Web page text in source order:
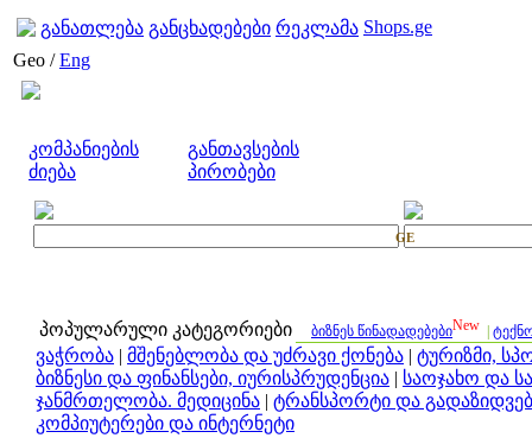
განათლება განცხადებები რეკლამა Shops.ge
Geo /Eng
კომპანიების
ძიება
განთავსების
პირობები
GE
პოპულარული კატეგორიები ბიზნეს წინადადებებიNew
ვაჭრობა | მშენებლობა და უძრავი ქონება | ტურიზმი,
ბიზნესი და ფინანსები, იურისპრუდენცია | საოჯახო და
ჯანმრთელობა. მედიცინა | ტრანსპორტი და
კომპიუტერები და ინტერნეტი